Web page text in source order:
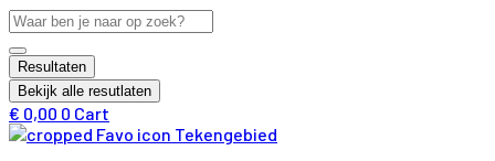
Ga
naar
de
inhoud
Search
...
Resultaten
Bekijk alle resutlaten
€ 0,00 0 Cart